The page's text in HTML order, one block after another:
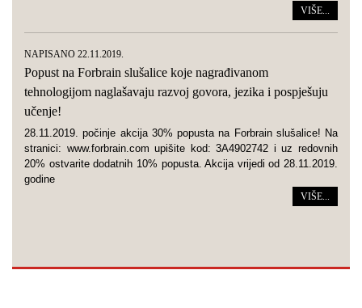
VIŠE...
NAPISANO 22.11.2019.
Popust na Forbrain slušalice koje nagrađivanom
tehnologijom naglašavaju razvoj govora, jezika i pospješuju
učenje!
28.11.2019. počinje akcija 30% popusta na Forbrain slušalice! Na
stranici: www.forbrain.com upišite kod: 3A4902742 i uz redovnih
20% ostvarite dodatnih 10% popusta. Akcija vrijedi od 28.11.2019.
godine
VIŠE...